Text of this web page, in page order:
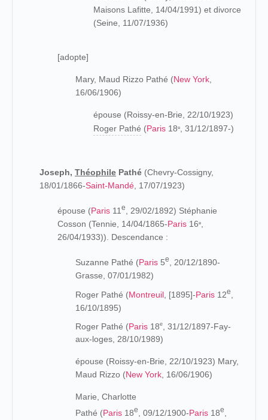
Maisons Lafitte, 14/04/1991) et divorce
(Seine, 11/07/1936)
[adopte]
Mary, Maud Rizzo Pathé (New York
16/06/1906)
épouse (Roissy-en-Brie, 22/10/1923)
Roger Pathé (Paris 18e , 31/12/1897-)
Joseph, Théophile Pathé (Chevry-Cossigny,
18/01/1866-Saint-Mandé , 17/07/1923)
épouse (Paris 11 e
, 29/02/1892) Stéphanie
Cosson (Tennie, 14/04/1865-Paris 16e,
26/04/1933)). Descendance :
Suzanne Pathé (Paris 5e
, 20/12/1890-
Grasse, 07/01/1982)
Roger Pathé (Montreuil , [1895]-Paris 12e
16/10/1895)
Roger Pathé (Paris 18e
, 31/12/1897-Fay-
aux-loges, 28/10/1989)
épouse (Roissy-en-Brie, 22/10/1923) Mary,
Maud Rizzo (New York, 16/06/1906)
Marie, Charlotte
Pathé (Paris 18e , 09/12/1900-Paris 18e